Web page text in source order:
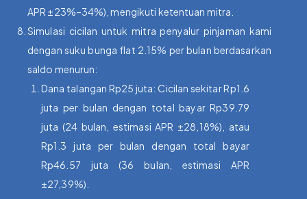
APR ±23%–34%), mengikuti ketentuan mitra.
Simulasi cicilan untuk mitra penyalur pinjaman kami
dengan suku bunga flat 2.15% per bulan berdasarkan
saldo menurun:
Dana talangan Rp25 juta: Cicilan sekitar Rp1.6
juta per bulan dengan total bayar Rp39.79
juta (24 bulan, estimasi APR ±28,18%), atau
Rp1.3 juta per bulan dengan total bayar
Rp46.57 juta (36 bulan, estimasi APR
±27,39%).